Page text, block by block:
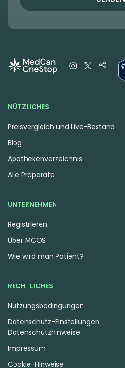
NÜTZLICHES
Preisvergleich und Live-Bestand
Blog
Apothekenverzeichnis
Alle Präparate
UNTERNEHMEN
Registrieren
Über MCOS
Wie wird man Patient?
RECHTLICHES
Nutzungsbedingungen
Datenschutzhinweise
Impressum
Cookie-Hinweise
Datenschutz-Einstellungen